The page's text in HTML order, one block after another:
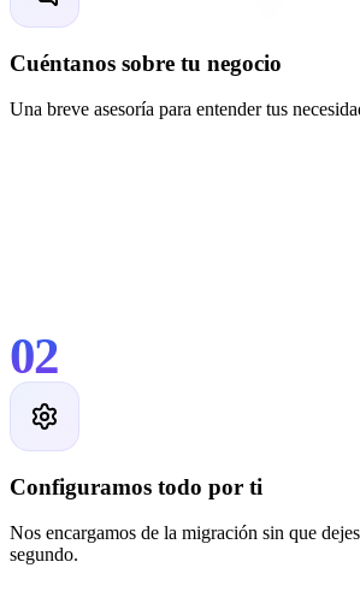
Cuéntanos sobre tu negocio
Una breve asesoría para entender tus
02
Configuramos todo por ti
Nos encargamos de la migración sin que
segundo.